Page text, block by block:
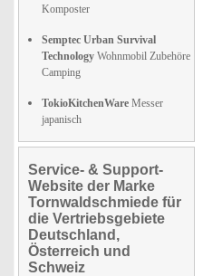
Komposter
Semptec Urban Survival
Technology Wohnmobil Zubehöre
Camping
TokioKitchenWare Messer
japanisch
Service- & Support-
Website der Marke
Tornwaldschmiede für
die Vertriebsgebiete
Deutschland,
Österreich und
Schweiz